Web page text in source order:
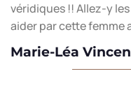
véridiques !! Allez-y
aider par cette femme
Marie-Léa